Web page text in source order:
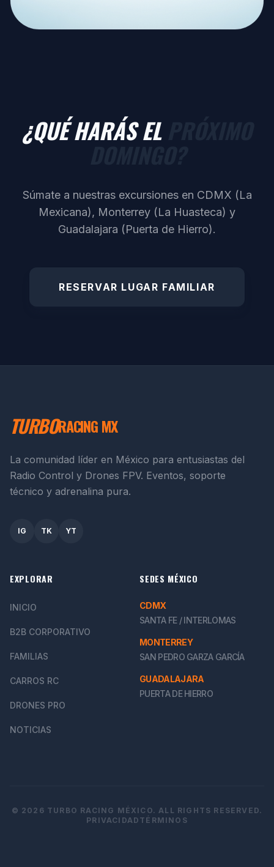
¿QUÉ HARÁS EL
Súmate a nuestras excursiones en CDMX (La
Mexicana), Monterrey (La Huasteca) y
Guadalajara (Puerta de Hierro).
RESERVAR LUGAR FAMILIAR
TURBORACING MX
La comunidad líder en México para entusiastas del
Radio Control y Drones FPV. Eventos, soporte
técnico y adrenalina pura.
IG TK YT
EXPLORAR
INICIO
B2B CORPORATIVO
FAMILIAS
CARROS RC
DRONES PRO
NOTICIAS
SEDES MÉXICO
CDMX
SANTA FE / INTERLOMAS
MONTERREY
SAN PEDRO GARZA GARCÍA
GUADALAJARA
PUERTA DE HIERRO
© 2026 TURBO RACING MÉXICO. ALL RIGHTS RESERVED.
PRIVACIDAD TÉRMINOS